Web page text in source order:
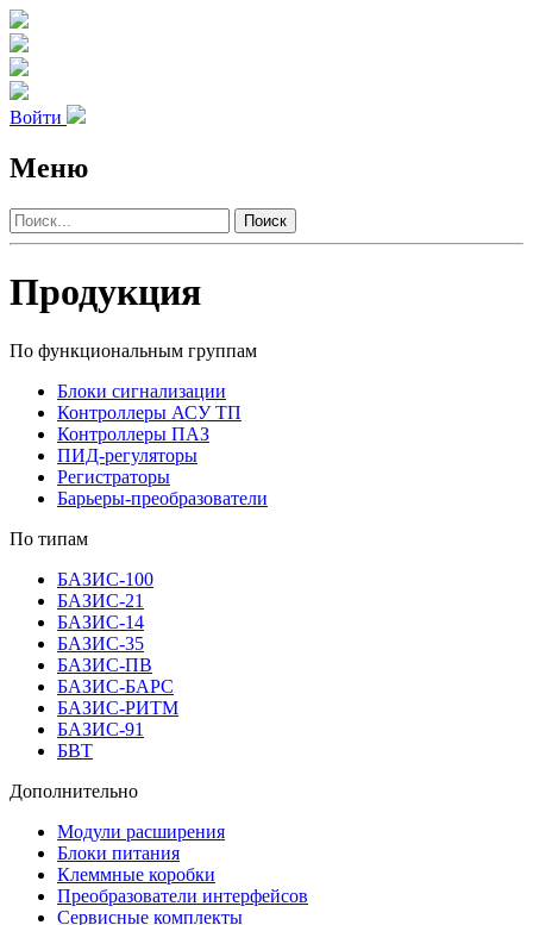
Войти
Меню
Поиск
Продукция
По функциональным группам
Блоки сигнализации
Контроллеры АСУ ТП
Контроллеры ПАЗ
ПИД-регуляторы
Регистраторы
Барьеры-преобразователи
По типам
БАЗИС-100
БАЗИС-21
БАЗИС-14
БАЗИС-35
БАЗИС-ПВ
БАЗИС-БАРС
БАЗИС-РИТМ
БАЗИС-91
БВТ
Дополнительно
Модули расширения
Блоки питания
Клеммные коробки
Преобразователи интерфейсов
Сервисные комплекты